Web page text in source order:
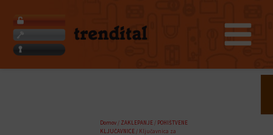
content
Domov/ ZAKLEPANJE/ POHIŠTVENE
KLJUČAVNICE/ Ključavnica za